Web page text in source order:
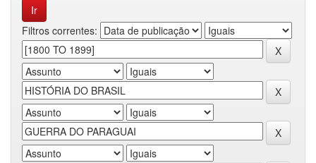
Filtros correntes: